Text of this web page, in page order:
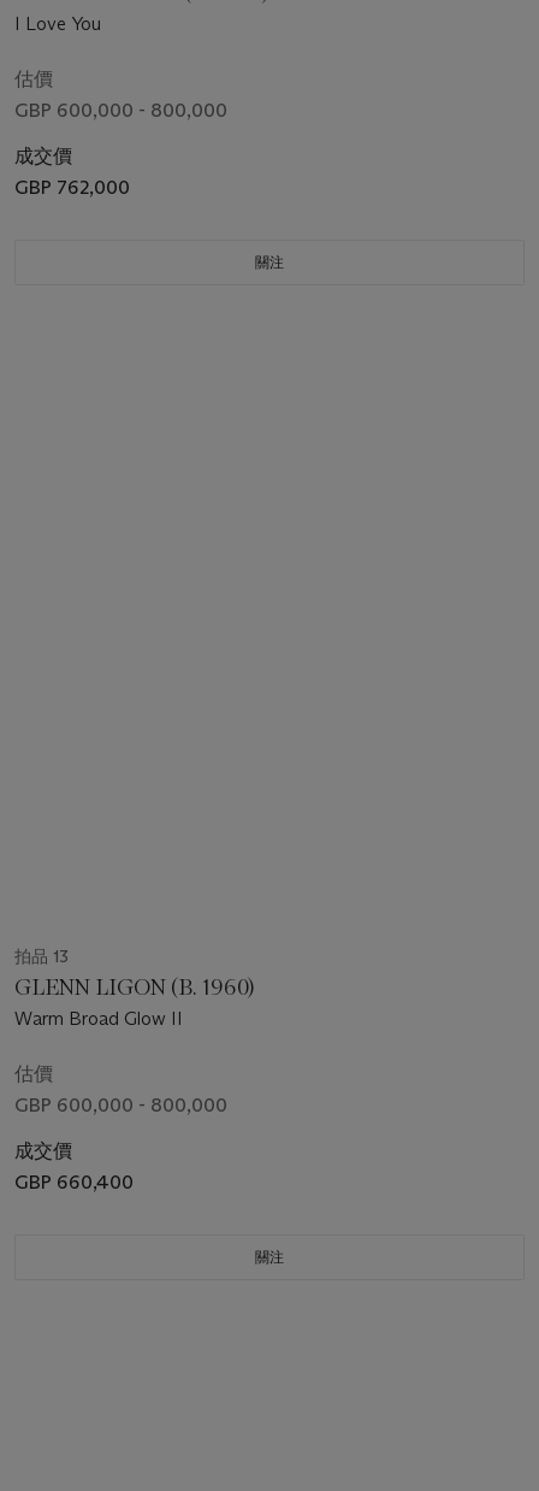
I Love You
估價
GBP 600,000 - 800,000
成交價
GBP 762,000
關注
拍品 13
GLENN LIGON (B. 1960)
Warm Broad Glow II
估價
GBP 600,000 - 800,000
成交價
GBP 660,400
關注